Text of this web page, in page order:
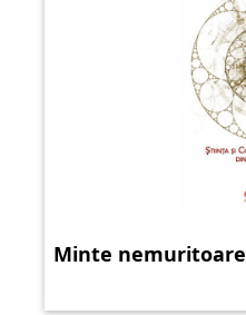
Minte nemuritoare